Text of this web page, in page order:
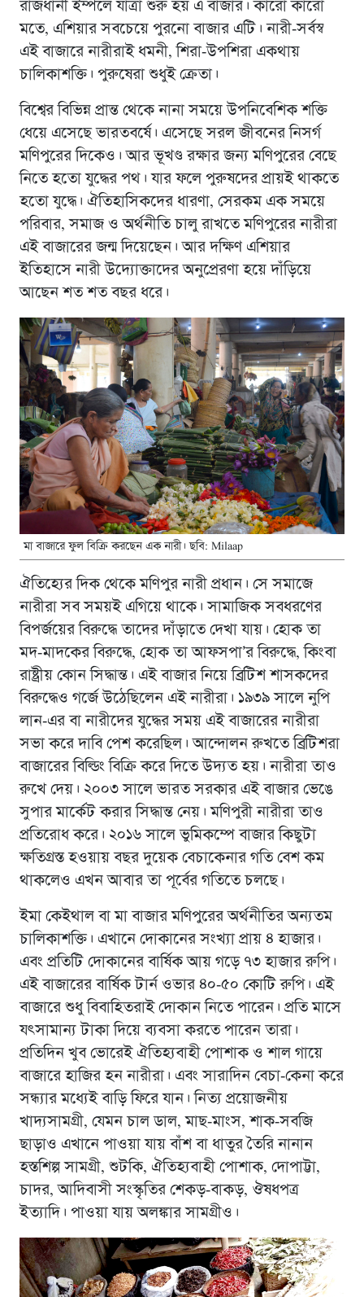
রাজধানী ইম্পলে যাত্রা শুরু হয় এ বাজার। কারো কারো
মতে, এশিয়ার সবচেয়ে পুরনো বাজার এটি। নারী-সর্বস্ব
এই বাজারে নারীরাই ধমনী, শিরা-উপশিরা একথায়
চালিকাশক্তি। পুরুষেরা শুধুই ক্রেতা।
বিশ্বের বিভিন্ন প্রান্ত থেকে নানা সময়ে উপনিবেশিক শক্তি
ধেয়ে এসেছে ভারতবর্ষে। এসেছে সরল জীবনের নিসর্গ
মণিপুরের দিকেও। আর ভূখণ্ড রক্ষার জন্য মণিপুরের বেছে
নিতে হতো যুদ্ধের পথ। যার ফলে পুরুষদের প্রায়ই থাকতে
হতো যুদ্ধে। ঐতিহাসিকদের ধারণা, সেরকম এক সময়ে
পরিবার, সমাজ ও অর্থনীতি চালু রাখতে মণিপুরের নারীরা
এই বাজারের জন্ম দিয়েছেন। আর দক্ষিণ এশিয়ার
ইতিহাসে নারী উদ্যোক্তাদের অনুপ্রেরণা হয়ে দাঁড়িয়ে
আছেন শত শত বছর ধরে।
মা বাজারে ফুল বিক্রি করছেন এক নারী। ছবি: Milaap
ঐতিহ্যের দিক থেকে মণিপুর নারী প্রধান। সে সমাজে
নারীরা সব সময়ই এগিয়ে থাকে। সামাজিক সবধরণের
বিপর্জয়ের বিরুদ্ধে তাদের দাঁড়াতে দেখা যায়। হোক তা
মদ-মাদকের বিরুদ্ধে, হোক তা আফসপা’র বিরুদ্ধে, কিংবা
রাষ্ট্রীয় কোন সিদ্ধান্ত। এই বাজার নিয়ে ব্রিটিশ শাসকদের
বিরুদ্ধেও গর্জে উঠেছিলেন এই নারীরা। ১৯৩৯ সালে নুপি
লান-এর বা নারীদের যুদ্ধের সময় এই বাজারের নারীরা
সভা করে দাবি পেশ করেছিল। আন্দোলন রুখতে ব্রিটিশরা
বাজারের বিল্ডিং বিক্রি করে দিতে উদ্যত হয়। নারীরা তাও
রুখে দেয়। ২০০৩ সালে ভারত সরকার এই বাজার ভেঙে
সুপার মার্কেট করার সিদ্ধান্ত নেয়। মণিপুরী নারীরা তাও
প্রতিরোধ করে। ২০১৬ সালে ভুমিকম্পে বাজার কিছুটা
ক্ষতিগ্রস্ত হওয়ায় বছর দুয়েক বেচাকেনার গতি বেশ কম
থাকলেও এখন আবার তা পূর্বের গতিতে চলছে।
ইমা কেইথাল বা মা বাজার মণিপুরের অর্থনীতির অন্যতম
চালিকাশক্তি। এখানে দোকানের সংখ্যা প্রায় ৪ হাজার।
এবং প্রতিটি দোকানের বার্ষিক আয় গড়ে ৭৩ হাজার রুপি।
এই বাজারের বার্ষিক টার্ন ওভার ৪০-৫০ কোটি রুপি। এই
বাজারে শুধু বিবাহিতরাই দোকান নিতে পারেন। প্রতি মাসে
যৎসামান্য টাকা দিয়ে ব্যবসা করতে পারেন তারা।
প্রতিদিন খুব ভোরেই ঐতিহ্যবাহী পোশাক ও শাল গায়ে
বাজারে হাজির হন নারীরা। এবং সারাদিন বেচা-কেনা করে
সন্ধ্যার মধ্যেই বাড়ি ফিরে যান। নিত্য প্রয়োজনীয়
খাদ্যসামগ্রী, যেমন চাল ডাল, মাছ-মাংস, শাক-সবজি
ছাড়াও এখানে পাওয়া যায় বাঁশ বা ধাতুর তৈরি নানান
হস্তশিল্প সামগ্রী, শুটকি, ঐতিহ্যবাহী পোশাক, দোপাট্টা,
চাদর, আদিবাসী সংস্কৃতির শেকড়-বাকড়, ঔষধপত্র
ইত্যাদি। পাওয়া যায় অলঙ্কার সামগ্রীও।